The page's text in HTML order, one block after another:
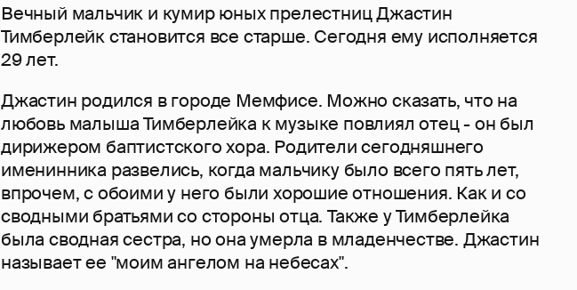
Вечный мальчик и кумир юных прелестниц Джастин
Тимберлейк становится все старше. Сегодня ему исполняется
29 лет.
Джастин родился в городе Мемфисе. Можно сказать, что на
любовь малыша Тимберлейка к музыке повлиял отец - он был
дирижером баптистского хора. Родители сегодняшнего
именинника развелись, когда мальчику было всего пять лет,
впрочем, с обоими у него были хорошие отношения. Как и со
сводными братьями со стороны отца. Также у Тимберлейка
была сводная сестра, но она умерла в младенчестве. Джастин
называет ее "моим ангелом на небесах".